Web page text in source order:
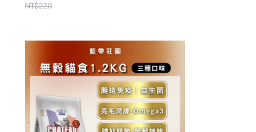
NT$220